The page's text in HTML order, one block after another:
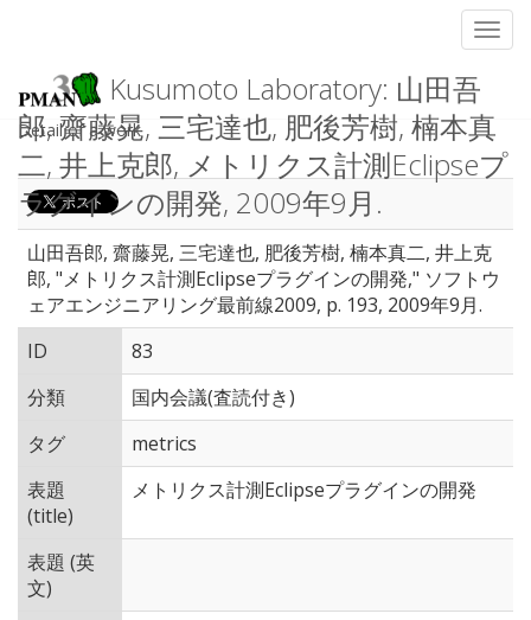
Kusumoto Laboratory: 山田吾
郎, 齋藤晃, 三宅達也, 肥後芳樹, 楠本真
二, 井上克郎, メトリクス計測Eclipseプ
ラグインの開発, 2009年9月.
Detail of a work
山田吾郎, 齋藤晃, 三宅達也, 肥後芳樹, 楠本真二, 井上克
郎, "メトリクス計測Eclipseプラグインの開発," ソフトウ
ェアエンジニアリング最前線2009, p. 193, 2009年9月.
ID
83
分類
国内会議(査読付き)
タグ
metrics
表題
(title)
メトリクス計測Eclipseプラグインの開発
表題 (英
文)